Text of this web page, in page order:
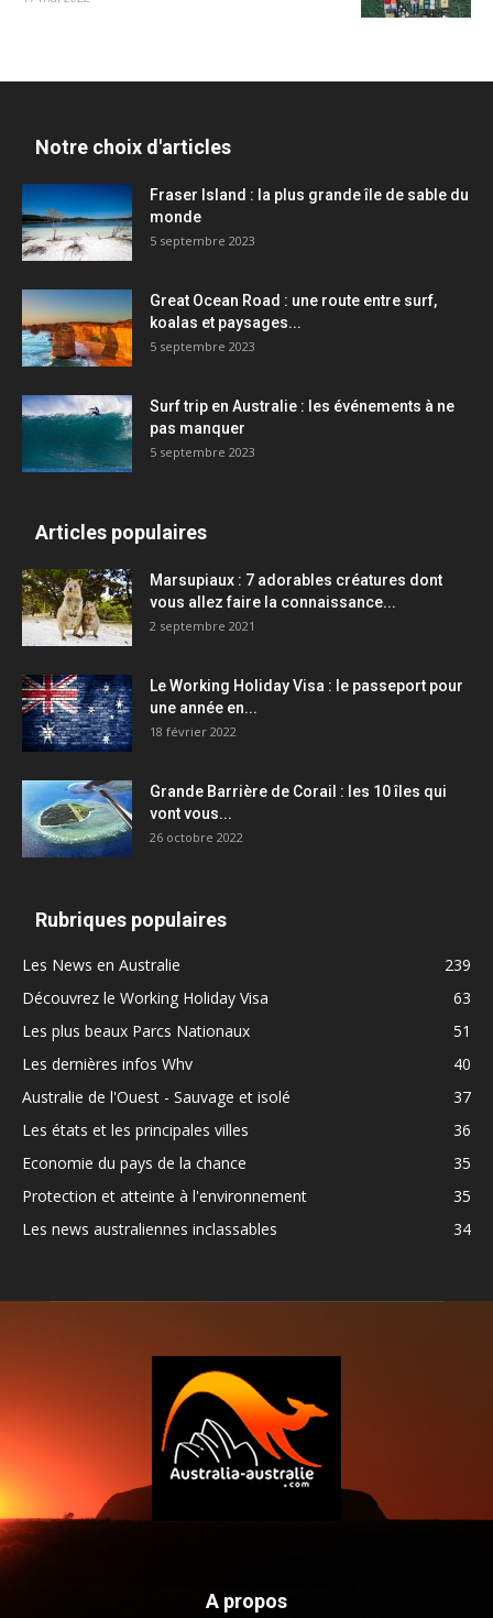
Notre choix d'articles
Fraser Island : la plus grande île de sable du
monde
5 septembre 2023
Great Ocean Road : une route entre surf,
koalas et paysages...
5 septembre 2023
Surf trip en Australie : les événements à ne
pas manquer
5 septembre 2023
Articles populaires
Marsupiaux : 7 adorables créatures dont
vous allez faire la connaissance...
2 septembre 2021
Le Working Holiday Visa : le passeport pour
une année en...
18 février 2022
Grande Barrière de Corail : les 10 îles qui
vont vous...
26 octobre 2022
Rubriques populaires
Les News en Australie
239
Découvrez le Working Holiday Visa
63
Les plus beaux Parcs Nationaux
51
Les dernières infos Whv
40
Australie de l'Ouest - Sauvage et isolé
37
Les états et les principales villes
36
Economie du pays de la chance
35
Protection et atteinte à l'environnement
35
Les news australiennes inclassables
34
A propos